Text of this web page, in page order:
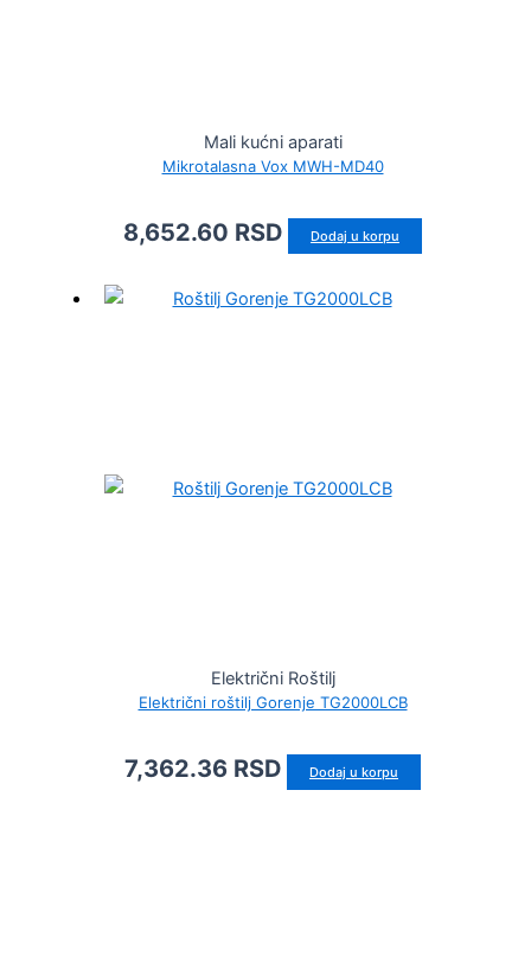
Mali kućni aparati
Mikrotalasna Vox MWH-MD40
8,652.60 RSD Dodaj u korpu
Električni Roštilj
Električni roštilj Gorenje TG2000LCB
7,362.36 RSD Dodaj u korpu